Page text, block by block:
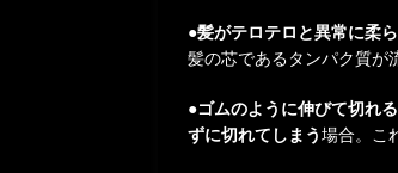
●髪がテロテロと異常に柔
髪の芯であるタンパク質が
●ゴムのように伸びて切れる
ずに切れてしまう場合。こ